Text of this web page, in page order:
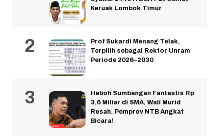
Keruak Lombok Timur
Prof Sukardi Menang Telak,
Terpilih sebagai Rektor Unram
Periode 2026–2030
Heboh Sumbangan Fantastis Rp
3,6 Miliar di SMA, Wali Murid
Resah. Pemprov NTB Angkat
Bicara!